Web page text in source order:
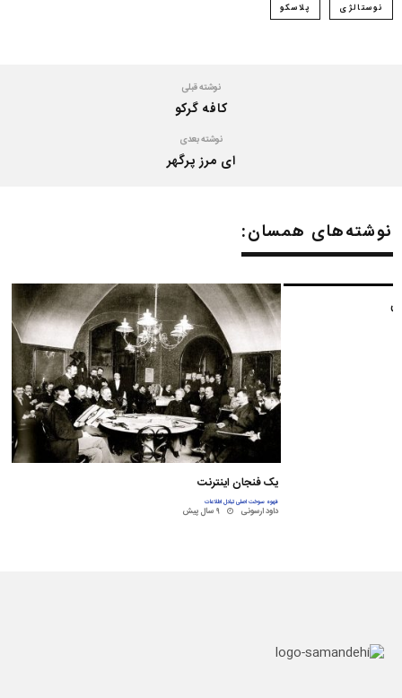
نوستالژی پلاسکو
نوشته قبلی
کافه گرکو
نوشته بعدی
ای مرز پرگهر
نوشته‌های همسان:
یک فنجان اینترنت
قهوه سوخت اصلی تبادل اطلاعات
داود ارسونی ۹ سال پیش